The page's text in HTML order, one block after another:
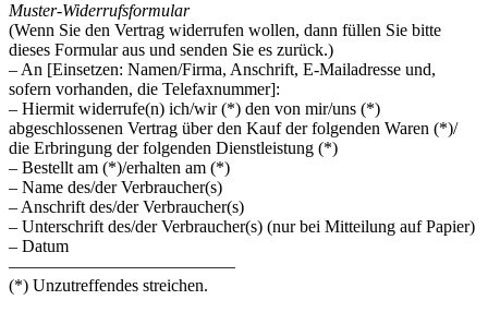
Muster-Widerrufsformular
(Wenn Sie den Vertrag widerrufen wollen, dann füllen Sie bitte
dieses Formular aus und senden Sie es zurück.)
– An [Einsetzen: Namen/Firma, Anschrift, E-Mailadresse und,
sofern vorhanden, die Telefaxnummer]:
– Hiermit widerrufe(n) ich/wir (*) den von mir/uns (*)
abgeschlossenen Vertrag über den Kauf der folgenden Waren (*)/
die Erbringung der folgenden Dienstleistung (*)
– Bestellt am (*)/erhalten am (*)
– Name des/der Verbraucher(s)
– Anschrift des/der Verbraucher(s)
– Unterschrift des/der Verbraucher(s) (nur bei Mitteilung auf Papier)
– Datum
—————————————
(*) Unzutreffendes streichen.